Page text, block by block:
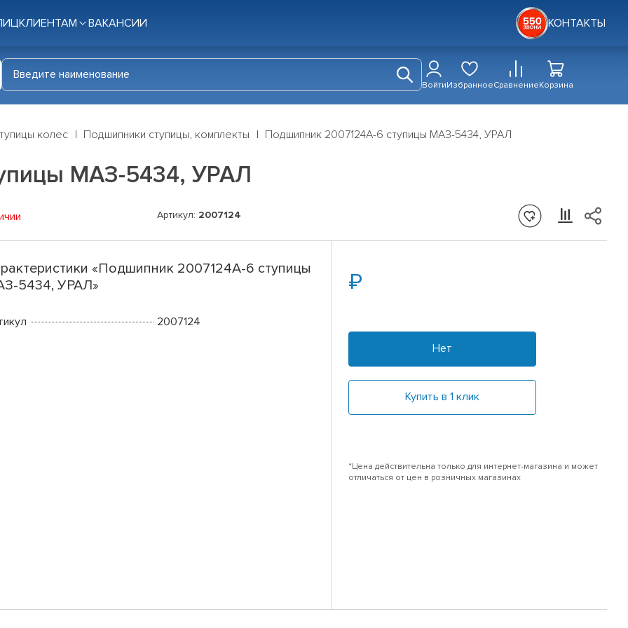
КЛИЕНТАМ ВАКАНСИИ КОНТАКТЫ
ВойтиИзбранноеСравнениеКорзина
колес Подшипники ступицы, комплекты Подшипник 2007124А-6 ступицы МАЗ-5434, УРАЛ
МАЗ-5434, УРАЛ
Артикул: 2007124
«Подшипник 2007124А-6 ступицы
5434, УРАЛ»
2007124
Нет
Купить в 1 клик
*Цена действительна только для интернет-магазина и может
отличаться от цен в розничных магазинах